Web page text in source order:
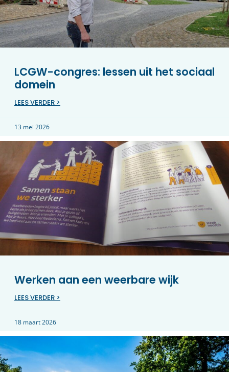
LCGW-congres: lessen uit het sociaal
domein
LEES VERDER >
13 mei 2026
Werken aan een weerbare wijk
LEES VERDER >
18 maart 2026